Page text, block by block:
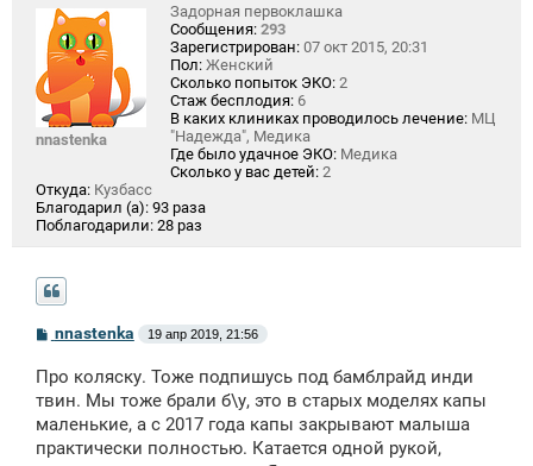
nnastenka
Задорная первоклашка
Сообщения: 293
Зарегистрирован: 07 окт 2015, 20:31
Пол: Женский
Сколько попыток ЭКО: 2
Стаж бесплодия: 6
В каких клиниках проводилось лечение: МЦ
"Надежда", Медика
Где было удачное ЭКО: Медика
Сколько у вас детей: 2
Откуда: Кузбасс
Благодарил (а): 93 раза
Поблагодарили: 28 раз
С
о
б
щ
н
и
nnastenka 19 апр 2019, 21:56
Про коляску. Тоже подпишусь под бамблрайд инди
твин. Мы тоже брали б\у, это в старых моделях капы
маленькие, а с 2017 года капы закрывают малыша
практически полностью. Катается одной рукой,